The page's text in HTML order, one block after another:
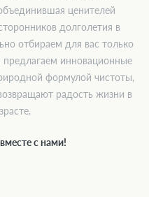
ценителей
долголетия в
отбираем для вас только
инновационные
формулой чистоты,
радость жизни в
с нами!